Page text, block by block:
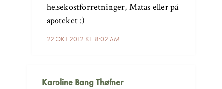
22 OKT 2012 KL. 8:02 AM
helsekostforretninger, Matas eller på
apoteket :)
Karoline Bang Thøfner